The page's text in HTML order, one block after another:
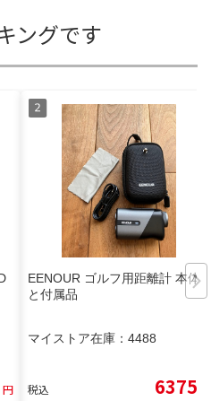
ングです
円
EENOUR ゴルフ用距離計 本体
と付属品
マイストア在庫： 4488
税込 6375